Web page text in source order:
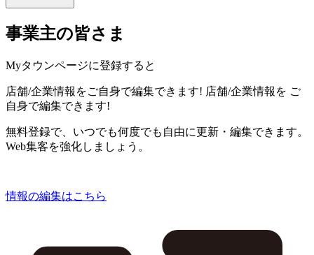
事業主の皆さま
Myタウンページに登録すると
店舗/企業情報をご自身で編集できます! 店舗/企業情報を ご
自身で編集できます!
無料登録で、いつでも何度でも自由に更新・編集できます。
Web集客を強化しましょう。
情報の編集はこちら